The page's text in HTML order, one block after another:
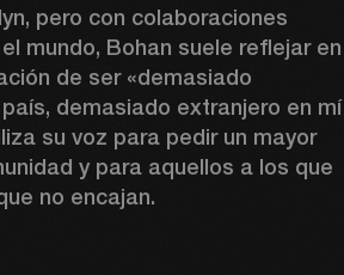
pero con colaboraciones
mundo, Bohan suele reflejar en
de ser «demasiado
demasiado extranjero en mí
su voz para pedir un mayor
y para aquellos a los que
no encajan.